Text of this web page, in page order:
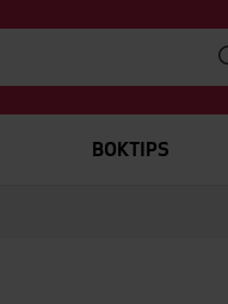
BOKTIPS